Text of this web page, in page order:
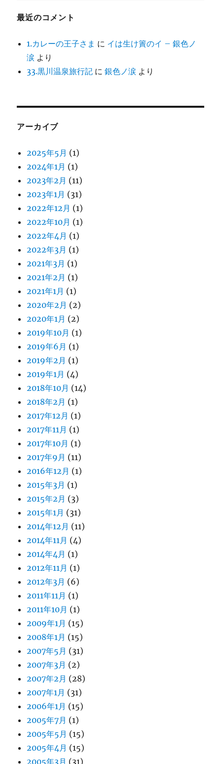
最近のコメント
1.カレーの王子さま に イは生け簀のイ – 銀色ノ
涙 より
33.黒川温泉旅行記 に銀色ノ涙 より
アーカイブ
2025年5月 (1)
2024年1月 (1)
2023年2月 (11)
2023年1月 (31)
2022年12月 (1)
2022年10月 (1)
2022年4月 (1)
2022年3月 (1)
2021年3月 (1)
2021年2月 (1)
2021年1月 (1)
2020年2月 (2)
2020年1月 (2)
2019年10月 (1)
2019年6月 (1)
2019年2月 (1)
2019年1月 (4)
2018年10月 (14)
2018年2月 (1)
2017年12月 (1)
2017年11月 (1)
2017年10月 (1)
2017年9月 (11)
2016年12月 (1)
2015年3月 (1)
2015年2月 (3)
2015年1月 (31)
2014年12月 (11)
2014年11月 (4)
2014年4月 (1)
2012年11月 (1)
2012年3月 (6)
2011年11月 (1)
2011年10月 (1)
2009年1月 (15)
2008年1月 (15)
2007年5月 (31)
2007年3月 (2)
2007年2月 (28)
2007年1月 (31)
2006年1月 (15)
2005年7月 (1)
2005年5月 (15)
2005年4月 (15)
2005年3月 (31)